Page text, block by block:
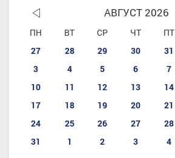
АВГУСТ 2026
ПН ВТ СР ЧТ ПТ
27
28 29 30 31
3
4 5 6 7
10
11 12 13 14
17
18 19 20 21
24
25 26 27 28
31
1 2 3 4